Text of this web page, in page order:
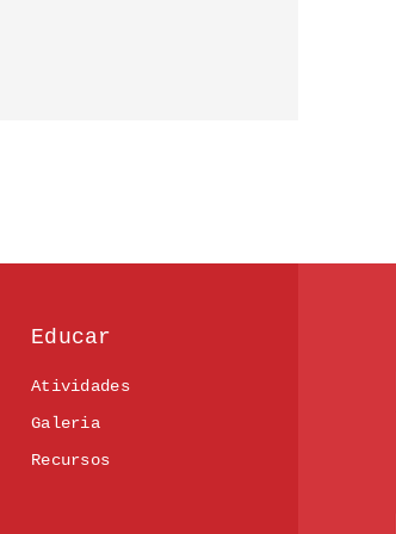
Educar
Atividades
Galeria
Recursos